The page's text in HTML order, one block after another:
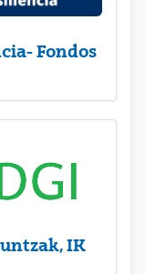
Fondos
IK